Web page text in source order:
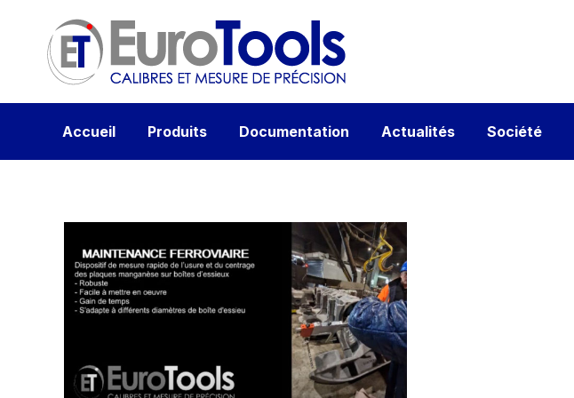
Accueil Produits Documentation Actualités Société